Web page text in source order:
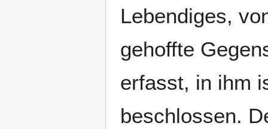
Lebendiges,
gehoffte
erfasst, in ihm
beschlossen.